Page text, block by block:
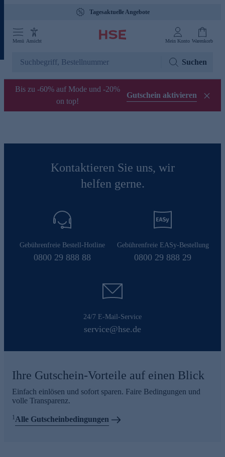
Tagesaktuelle Angebote
Menü Ansicht Mein Konto Warenkorb
Suchen
Bis zu -60% auf Mode und -20%
on top!
Gutschein aktivieren
Kontaktieren Sie uns, wir
helfen gerne.
Gebührenfreie Bestell-Hotline
0800 29 888 88
Gebührenfreie EASy-Bestellung
0800 29 888 29
24/7 E-Mail-Service
service@hse.de
Ihre Gutschein-Vorteile auf einen Blick
Einfach einlösen und sofort sparen. Faire Bedingungen und
volle Transparenz.
1Alle Gutscheinbedingungen